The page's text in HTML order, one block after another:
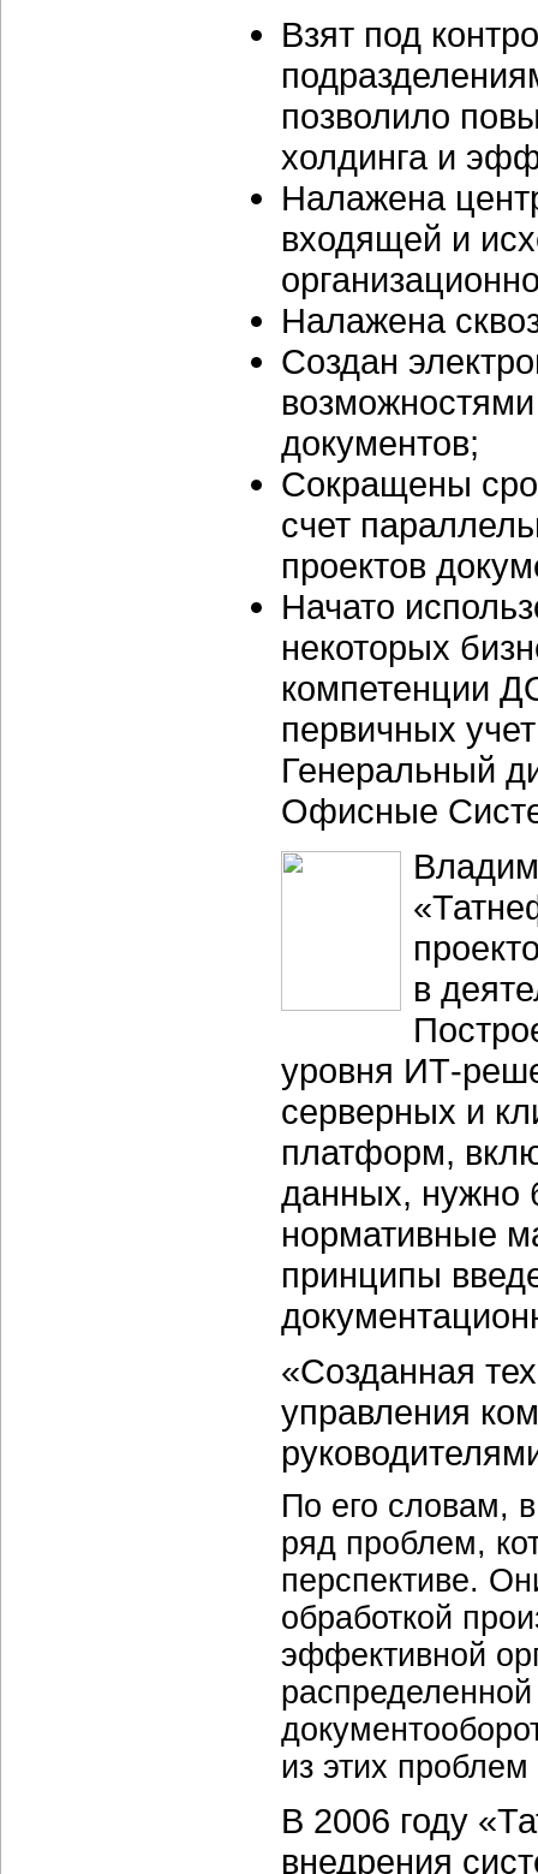
Взят под
позволило
холдинга и
Налажена
входящей и
Налажена
Создан
документов;
Сокращены
счет
проектов
Начато
некоторых
компетенции
первичных
Генеральный
Офисные
в
уровня ИТ-
серверных и
платформ,
данных, нужно
нормативные
принципы
«Созданная
управления
По его словам,
ряд проблем,
перспективе.
обработкой
эффективной
из этих
В 2006 году
внедрения